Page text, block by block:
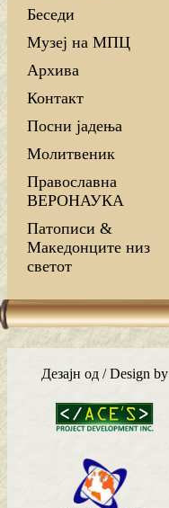
Беседи
Музеј на МПЦ
Архива
Контакт
Посни јадења
Молитвеник
Православна
ВЕРОНАУКА
Патописи &
Македонците низ
светот
Дезајн од / Design by